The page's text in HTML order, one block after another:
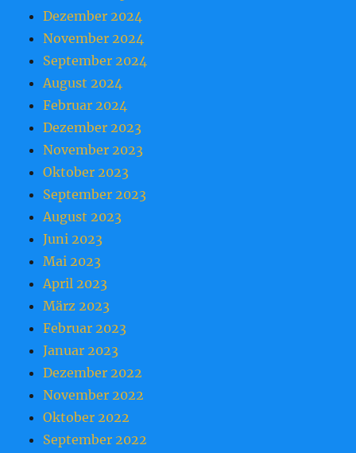
Dezember 2024
November 2024
September 2024
August 2024
Februar 2024
Dezember 2023
November 2023
Oktober 2023
September 2023
August 2023
Juni 2023
Mai 2023
April 2023
März 2023
Februar 2023
Januar 2023
Dezember 2022
November 2022
Oktober 2022
September 2022